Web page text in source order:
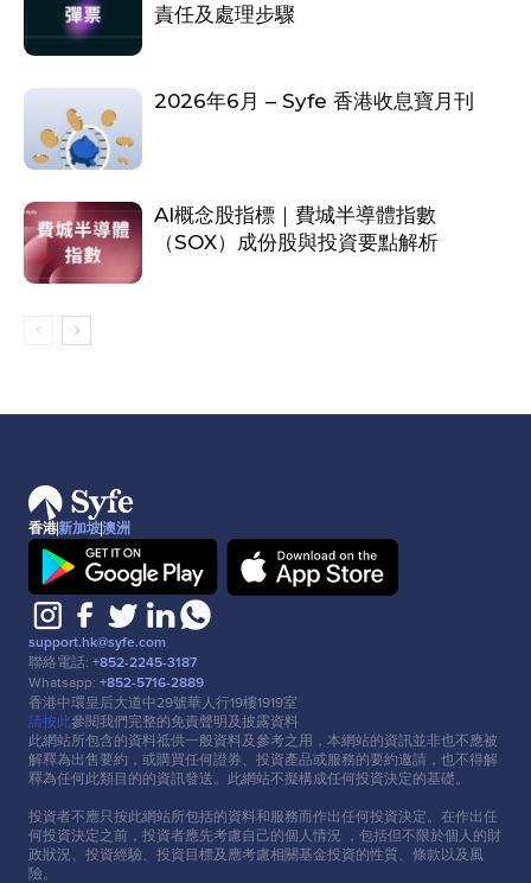
責任及處理步驟
2026年6月 – Syfe 香港收息寶月刊
AI概念股指標｜費城半導體指數
（SOX）成份股與投資要點解析
香港新加坡澳洲
support.hk@syfe.com
聯絡電話: +852-2245-3187
Whatsapp: +852-5716-2889
香港中環皇后⼤道中29號華⼈⾏19樓1919室
請按此參閱我們完整的免責聲明及披露資料
此網站所包含的資料祗供⼀般資料及參考之⽤，本網站的資訊並非也不應被
解釋為出售要約，或購買任何證券、投資產品或服務的要約邀請，也不得解
釋為任何此類⽬的的資訊發送。此網站不擬構成任何投資決定的基礎。
投資者不應只按此網站所包括的資料和服務⽽作出任何投資決定。在作出任
何投資決定之前，投資者應先考慮⾃⼰的個⼈情況 ，包括但不限於個⼈的財
政狀況、投資經驗、投資⽬標及應考慮相關基⾦投資的性質、條款以及風
險。